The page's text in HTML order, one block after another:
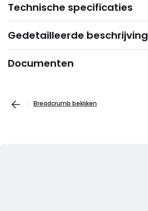
Technische specificaties
Gedetailleerde beschrijving
Documenten
Breadcrumb bekijken